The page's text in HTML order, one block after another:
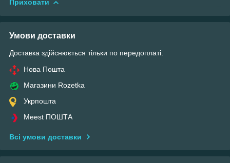
Приховати
Умови доставки
Доставка здійснюється тільки по передоплаті.
Нова Пошта
Магазини Rozetka
Укрпошта
Meest ПОШТА
Всі умови доставки